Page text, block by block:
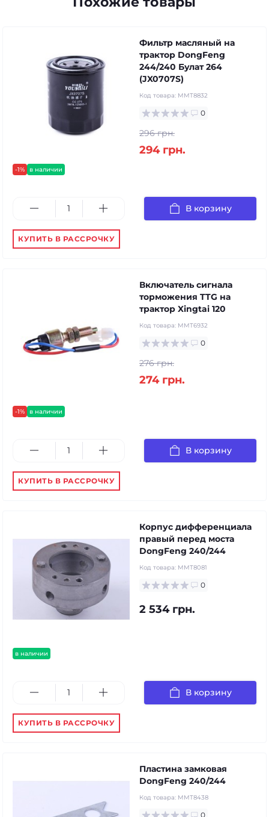
-1% в наличии
Фильтр масляный на
трактор DongFeng
244/240 Булат 264
(JX0707S)
Код товара: MMT8832
0
296 грн.
294 грн.
В корзину
КУПИТЬ В РАССРОЧКУ
-1% в наличии
Включатель сигнала
торможения TTG на
трактор Xingtai 120
Код товара: MMT6932
0
276 грн.
274 грн.
В корзину
КУПИТЬ В РАССРОЧКУ
в наличии
Корпус дифференциала
правый перед моста
DongFeng 240/244
Код товара: MMT8081
0
2 534 грн.
В корзину
КУПИТЬ В РАССРОЧКУ
Пластина замковая
DongFeng 240/244
Код товара: MMT8438
0